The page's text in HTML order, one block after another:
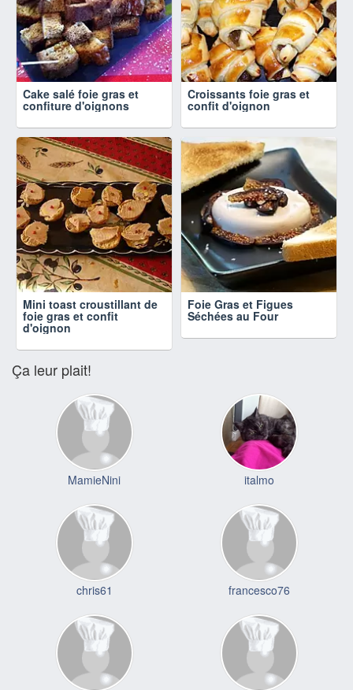
Cake salé foie gras et
confiture d'oignons
Croissants foie gras et
confit d'oignon
Mini toast croustillant de
foie gras et confit
d'oignon
Foie Gras et Figues
Séchées au Four
Ça leur plait!
MamieNini italmo
chris61 francesco76